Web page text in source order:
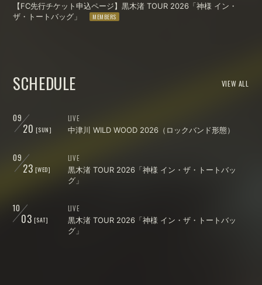
【FC先行チケット申込ページ】黒木渚 TOUR 2026「神様 イン・
ザ・トートバッグ」
SCHEDULE VIEW ALL
09
20 [SUN]
LIVE
中津川 WILD WOOD 2026（ロックバンド形態）
09
23 [WED]
LIVE
黒木渚 TOUR 2026「神様 イン・ザ・トートバッ
グ」
10
03 [SAT]
LIVE
黒木渚 TOUR 2026「神様 イン・ザ・トートバッ
グ」